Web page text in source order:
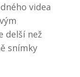
videa
delší než
snímky